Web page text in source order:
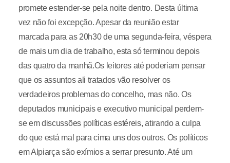
promete estender-se pela noite dentro. Desta última
vez não foi excepção. Apesar da reunião estar
marcada para as 20h30 de uma segunda-feira, véspera
de mais um dia de trabalho, esta só terminou depois
das quatro da manhã.Os leitores até poderiam pensar
que os assuntos ali tratados vão resolver os
verdadeiros problemas do concelho, mas não. Os
deputados municipais e executivo municipal perdem-
se em discussões políticas estéreis, atirando a culpa
do que está mal para cima uns dos outros. Os políticos
em Alpiarça são exímios a serrar presunto. Até um